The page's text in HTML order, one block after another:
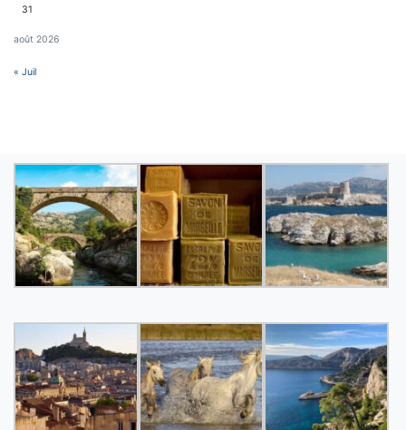
août 2026
31
« Juil